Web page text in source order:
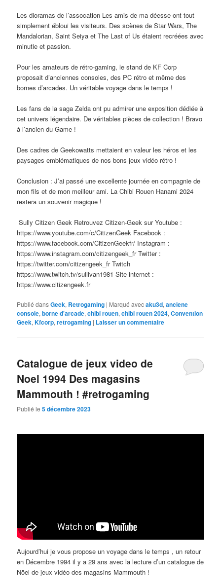
Les dioramas de l’assocation Les amis de ma déesse ont tout
simplement ébloui les visiteurs. Des scènes de Star Wars, The
Mandalorian, Saint Seiya et The Last of Us étaient recréées avec
minutie et passion.
Pour les amateurs de rétro-gaming, le stand de KF Corp
proposait d’anciennes consoles, des PC rétro et même des
bornes d’arcades. Un véritable voyage dans le temps !
Les fans de la saga Zelda ont pu admirer une exposition dédiée à
cet univers légendaire. De véritables pièces de collection ! Bravo
à l’ancien du Game !
Des cadres de Geekowatts mettaient en valeur les héros et les
paysages emblématiques de nos bons jeux vidéo rétro !
Conclusion : J’ai passé une excellente journée en compagnie de
mon fils et de mon meilleur ami. La Chibi Rouen Hanami 2024
restera un souvenir magique !
Sully Citizen Geek Retrouvez Citizen-Geek sur Youtube :
https://www.youtube.com/c/CitizenGeek Facebook :
https://www.facebook.com/CitizenGeekfr/ Instagram :
https://www.instagram.com/citizengeek_fr Twitter :
https://twitter.com/citizengeek_fr Twitch
https://www.twitch.tv/sullivan1981 Site internet :
https://www.citizengeek.fr
Publié dansGeek, Retrogaming | Marqué avecaku3d,anciene
console,borne d'arcade,chibi rouen,chibi rouen 2024,Convention
Geek,Kfcorp,retrogaming | Laisser un commentaire
Catalogue de jeux video de
Noel 1994 Des magasins
Mammouth ! #retrogaming
Publié le5 décembre 2023
Aujourd’hui je vous propose un voyage dans le temps , un retour
en Décembre 1994 il y a 29 ans avec la lecture d’un catalogue de
Nöel de jeux vidéo des magasins Mammouth !